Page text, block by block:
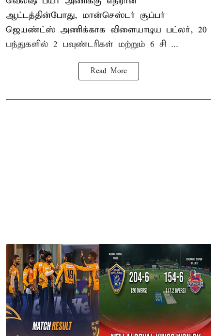
ஆட்டத்தின்போது, மான்செஸ்டர் சூப்பர்
ஜெயண்ட்ஸ் அணிக்காக விளையாடிய பட்லர், 20
பந்துகளில் 2 பவுண்டரிகள் மற்றும் 6 சி ...
Read More